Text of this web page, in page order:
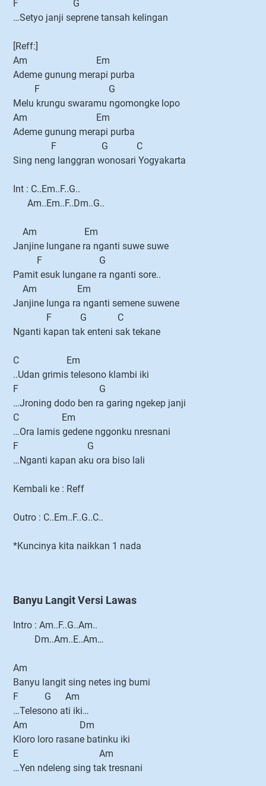
F G
…Setyo janji seprene tansah kelingan
[Reff:]
Am Em
Ademe gunung merapi purba
F G
Melu krungu swaramu ngomongke lopo
Am Em
Ademe gunung merapi purba
F G C
Sing neng langgran wonosari Yogyakarta
Int : C..Em..F..G..
Am..Em..F..Dm..G..
Am Em
Janjine lungane ra nganti suwe suwe
F G
Pamit esuk lungane ra nganti sore..
Am Em
Janjine lunga ra nganti semene suwene
F G C
Nganti kapan tak enteni sak tekane
C Em
..Udan grimis telesono klambi iki
F G
…Jroning dodo ben ra garing ngekep janji
C Em
…Ora lamis gedene nggonku nresnani
F G
…Nganti kapan aku ora biso lali
Kembali ke : Reff
Outro : C..Em..F..G..C..
*Kuncinya kita naikkan 1 nada
Banyu Langit Versi Lawas
Intro : Am..F..G..Am..
Dm..Am..E..Am…
Am
Banyu langit sing netes ing bumi
F G Am
…Telesono ati iki…
Am Dm
Kloro loro rasane batinku iki
E Am
…Yen ndeleng sing tak tresnani